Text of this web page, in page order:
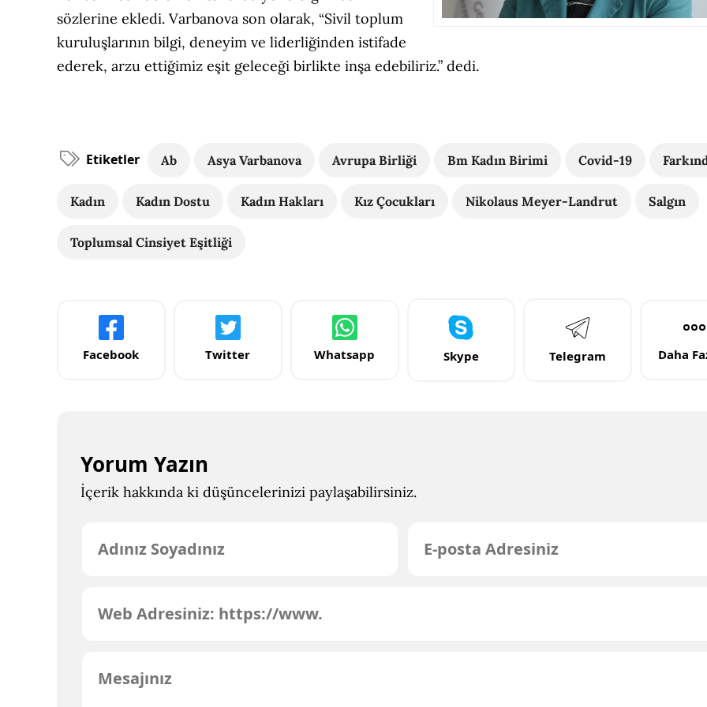
sözlerine ekledi. Varbanova son olarak, “Sivil toplum
kuruluşlarının bilgi, deneyim ve liderliğinden istifade
ederek, arzu ettiğimiz eşit geleceği birlikte inşa edebiliriz.” dedi.
Etiketler Ab Asya Varbanova Avrupa Birliği Bm Kadın Birimi Covid-19
Kadın Kadın Dostu Kadın Hakları Kız Çocukları Nikolaus Meyer-Landrut Salgın
Toplumsal Cinsiyet Eşitliği
Facebook Twitter Whatsapp Skype Telegram Daha
Yorum Yazın
İçerik hakkında ki düşüncelerinizi paylaşabilirsiniz.